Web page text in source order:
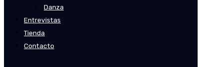
Danza
Entrevistas
Tienda
Contacto